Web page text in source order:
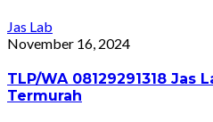
Jas Lab
November 16, 2024
TLP/WA 08129291318 Jas
Termurah